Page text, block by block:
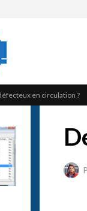
en circulation ?